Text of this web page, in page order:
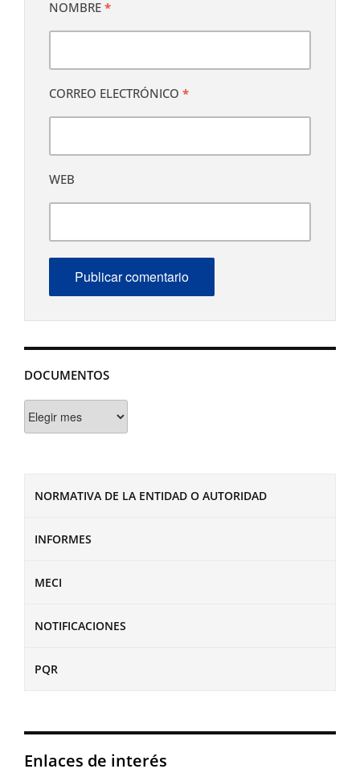
DOCUMENTOS
NORMATIVA DE LA ENTIDAD O AUTORIDAD
INFORMES
MECI
NOTIFICACIONES
PQR
Enlaces de interés
NOMBRE *
CORREO ELECTRÓNICO *
WEB